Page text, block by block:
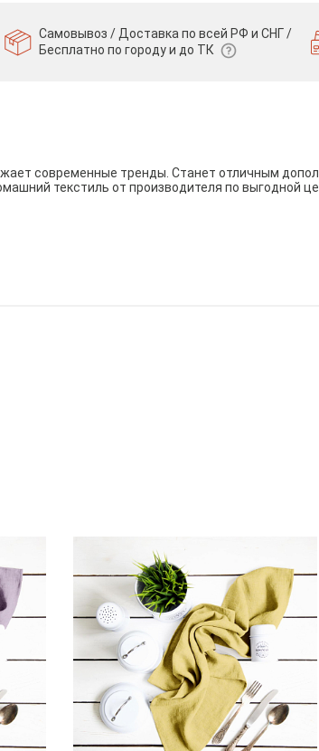
Самовывоз / Доставка по всей РФ и СНГ /
Бесплатно по городу и до ТК
современные тренды. Станет отличным
текстиль от производителя по выгодной